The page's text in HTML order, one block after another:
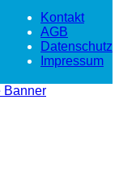
Kontakt
AGB
Datenschutz
Impressum
Banner